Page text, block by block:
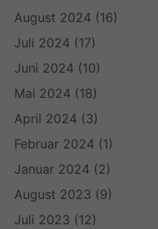
August 2024 (16)
Juli 2024 (17)
Juni 2024 (10)
Mai 2024 (18)
April 2024 (3)
Februar 2024 (1)
Januar 2024 (2)
August 2023 (9)
Juli 2023 (12)